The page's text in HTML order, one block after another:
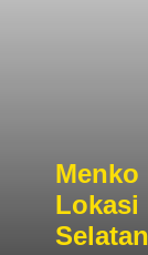
Lokasi